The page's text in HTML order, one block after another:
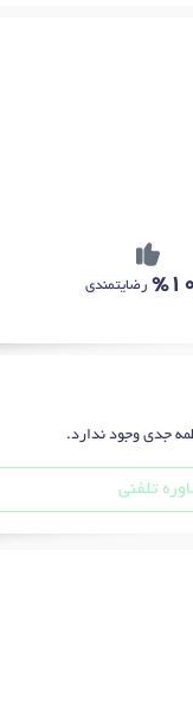
رضایتمندی
جدی وجود ندارد.
تلفنی